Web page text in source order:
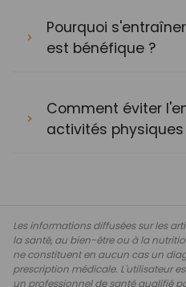
Pourquoi
est bénéfique ?
Comment éviter
activités physiques
Les informations diffusées sur les
la santé, au bien-être ou à la
ne constituent en aucun cas un
prescription médicale. L'utilisateur
un professionnel de santé qualifié